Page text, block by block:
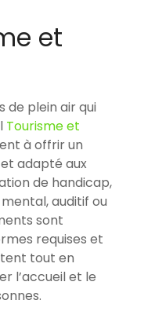
et
de plein air qui
Tourisme et
à offrir un
adapté aux
de handicap,
mental, auditif ou
sont
requises et
tout en
l’accueil et le